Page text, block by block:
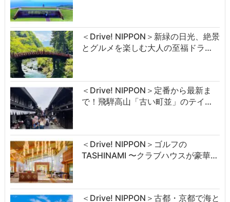
＜Drive! NIPPON＞新緑の日光、絶景
とグルメを楽しむ大人の至福ドラ…
＜Drive! NIPPON＞定番から最新ま
で！飛騨高山「古い町並」のテイ…
＜Drive! NIPPON＞ゴルフの
TASHINAMI 〜クラブハウスが豪華…
＜Drive! NIPPON＞古都・京都で海と